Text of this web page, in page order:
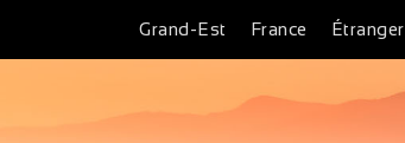
Grand-Est France Étranger